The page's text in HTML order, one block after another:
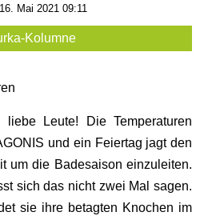
Mai 2021 09:11
Kolumne
Leute! Die Temperaturen
und ein Feiertag jagt den
um die Badesaison einzuleiten.
sich das nicht zwei Mal sagen.
sie ihre betagten Knochen im